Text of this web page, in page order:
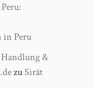
in Peru
&
zuSirāt